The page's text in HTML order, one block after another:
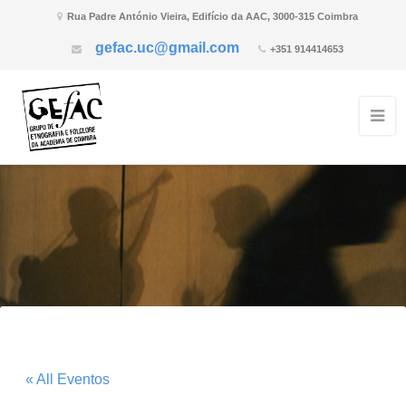
Rua Padre António Vieira, Edifício da AAC, 3000-315 Coimbra
gefac.uc@gmail.com +351 914414653
« All Eventos